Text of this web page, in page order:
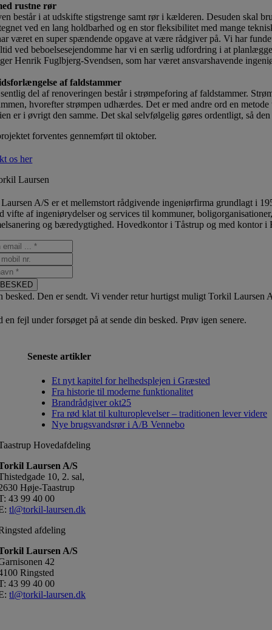
rustne rør
består i at udskifte stigstrenge samt rør i kælderen. Desuden skal
ved en lang holdbarhed og en stor fleksibilitet med mange
været en super spændende opgave at være rådgiver på. Vi har
ved beboelsesejendomme har vi en særlig udfordring i at
Henrik Fuglbjerg-Svendsen, som har været ansvarshavende
af faldstammer
del af renoveringen består i strømpeforing af faldstammer.
hvorefter strømpen udhærdes. Det er med andre ord en
er i øvrigt den samme. Det skal selvfølgelig gøres ordentligt, så
forventes gennemført til oktober.
os her
Laursen
A/S er et mellemstort rådgivende ingeniørfirma grundlagt i
vifte af ingeniørydelser og services til kommuner,
og bæredygtighed. Hovedkontor i Tåstrup og med kontor i
besked. Den er sendt. Vi vender retur hurtigst muligt Torkil Laursen
en fejl under forsøget på at sende din besked. Prøv igen senere.
Seneste artikler
Et nyt kapitel for helhedsplejen i Græsted
Fra historie til moderne funktionalitet
Brandrådgiver okt25
Fra rød klat til kulturoplevelser – traditionen lever videre
Nye brugsvandsrør i A/B Vennebo
Hovedafdeling
Laursen A/S
10, 2. sal,
Høje-Taastrup
43 99 40 00
tl@torkil-laursen.dk
afdeling
Laursen A/S
42
Ringsted
43 99 40 00
tl@torkil-laursen.dk